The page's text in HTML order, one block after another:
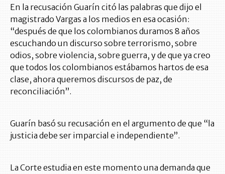
En la recusación Guarín citó las palabras que dijo el
magistrado Vargas a los medios en esa ocasión:
“después de que los colombianos duramos 8 años
escuchando un discurso sobre terrorismo, sobre
odios, sobre violencia, sobre guerra, y de que ya creo
que todos los colombianos estábamos hartos de esa
clase, ahora queremos discursos de paz, de
reconciliación”.
Guarín basó su recusación en el argumento de que “la
justicia debe ser imparcial e independiente”.
La Corte estudia en este momento una demanda que